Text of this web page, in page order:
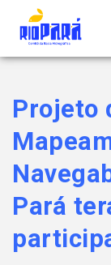
Projeto
Pará